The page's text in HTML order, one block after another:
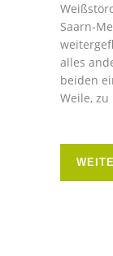
Saarn-
alles
beiden
Weile,